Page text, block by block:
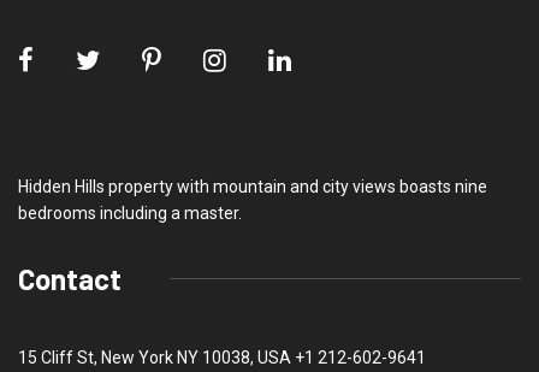
Hidden Hills property with mountain and city views boasts nine
bedrooms including a master.
Contact
15 Cliff St, New York NY 10038, USA +1 212-602-9641